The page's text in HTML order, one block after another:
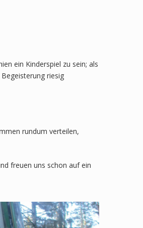
ein Kinderspiel zu sein; als
riesig
rundum verteilen,
freuen uns schon auf ein